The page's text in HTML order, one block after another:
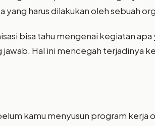
harus dilakukan oleh sebuah
bisa tahu mengenai kegiatan apa
Hal ini mencegah terjadinya
kamu menyusun program kerja